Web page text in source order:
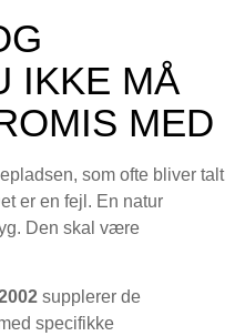
IKKE MÅ
MED
som ofte bliver talt
er en fejl. En natur
Den skal være
supplerer de
specifikke